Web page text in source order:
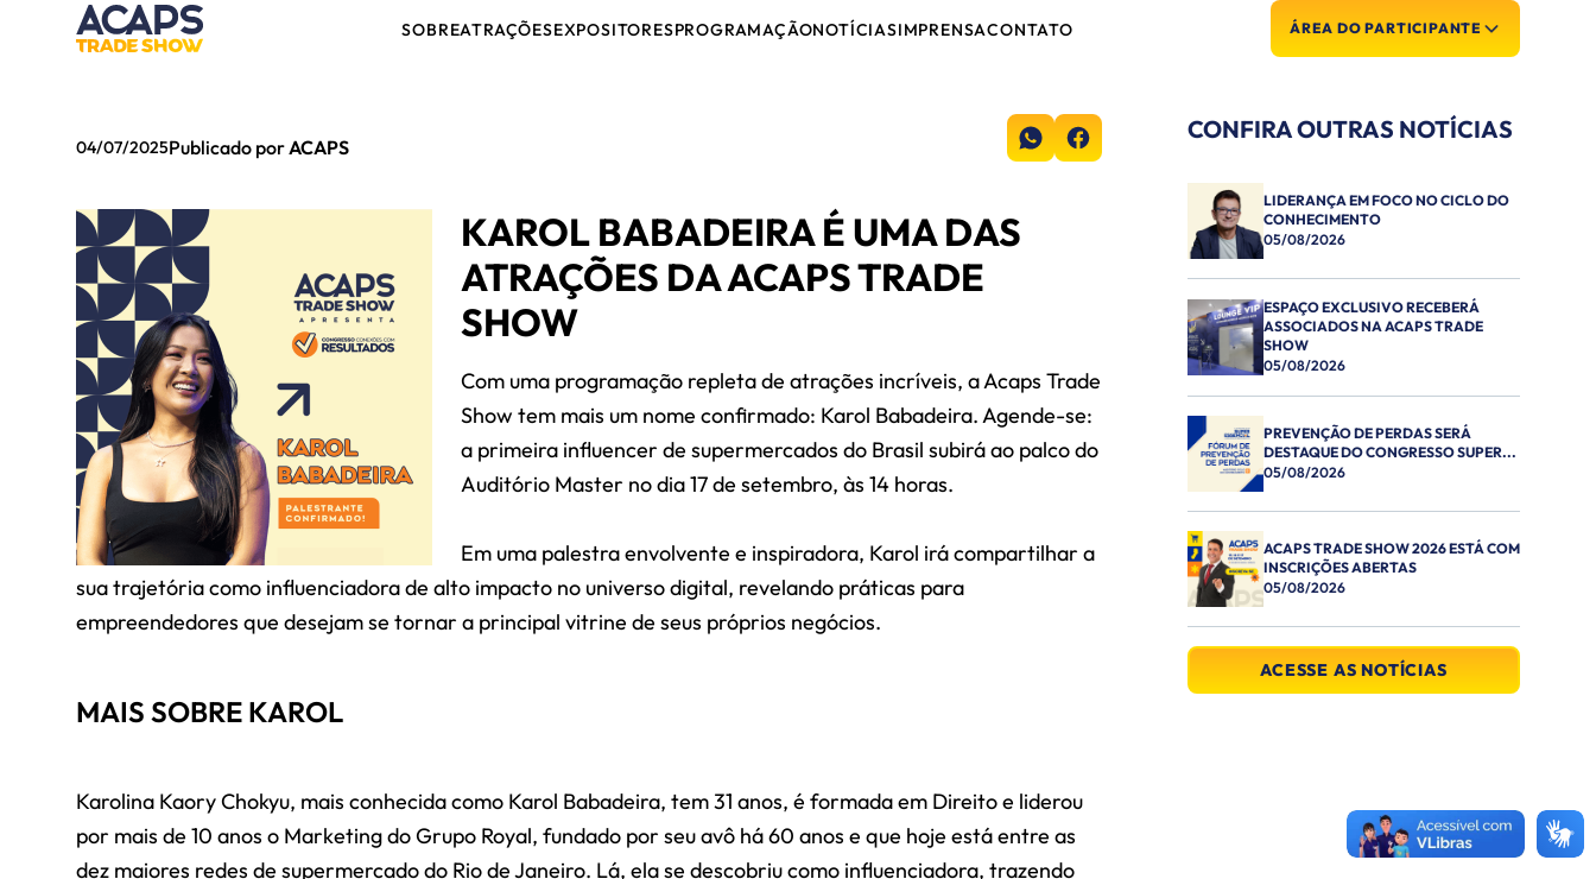
SOBREATRAÇÕESEXPOSITORESPROGRAMAÇÃONOTÍCIASIMPRENSACONTATO ÁREA DO PARTICIPANTE
04/07/2025Publicado porACAPS
KAROL BABADEIRA É UMA DAS
ATRAÇÕES DA ACAPS TRADE
SHOW
Com uma programação repleta de atrações incríveis, a Acaps Trade
Show tem mais um nome confirmado: Karol Babadeira. Agende-se:
a primeira influencer de supermercados do Brasil subirá ao palco do
Auditório Master no dia 17 de setembro, às 14 horas.
Em uma palestra envolvente e inspiradora, Karol irá compartilhar a
sua trajetória como influenciadora de alto impacto no universo digital, revelando práticas para
empreendedores que desejam se tornar a principal vitrine de seus próprios negócios.
MAIS SOBRE KAROL
Karolina Kaory Chokyu, mais conhecida como Karol Babadeira, tem 31 anos, é formada em Direito e liderou
por mais de 10 anos o Marketing do Grupo Royal, fundado por seu avô há 60 anos e que hoje está entre as
dez maiores redes de supermercado do Rio de Janeiro. Lá, ela se descobriu como influenciadora, trazendo
CONFIRA OUTRAS NOTÍCIAS
LIDERANÇA EM FOCO NO CICLO DO
CONHECIMENTO
05/08/2026
ESPAÇO EXCLUSIVO RECEBERÁ
ASSOCIADOS NA ACAPS TRADE
SHOW
05/08/2026
PREVENÇÃO DE PERDAS SERÁ
DESTAQUE DO CONGRESSO SUPER...
05/08/2026
ACAPS TRADE SHOW 2026 ESTÁ COM
INSCRIÇÕES ABERTAS
05/08/2026
ACESSE AS NOTÍCIAS